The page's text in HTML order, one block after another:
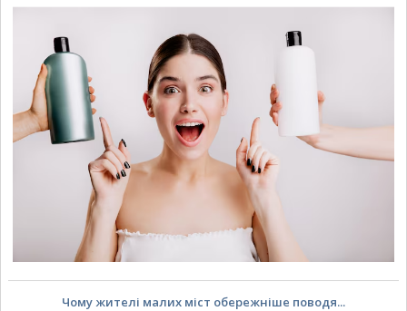
Чому жителі малих міст обережніше поводя...